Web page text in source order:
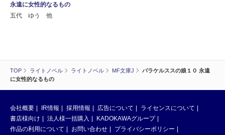
TOP ライトノベル ライトノベル MF文庫J
パラケルススの娘１０ 永遠
に女性的なるもの
永遠に女性的なるもの
五代 ゆう 他
会社概要 IR情報 採用情報 広告について
ライセンスについて
書店様向け
法人様一括購入
KADOKAWAグループ
作品の利用について
お問い合わせ プライバシーポリシー